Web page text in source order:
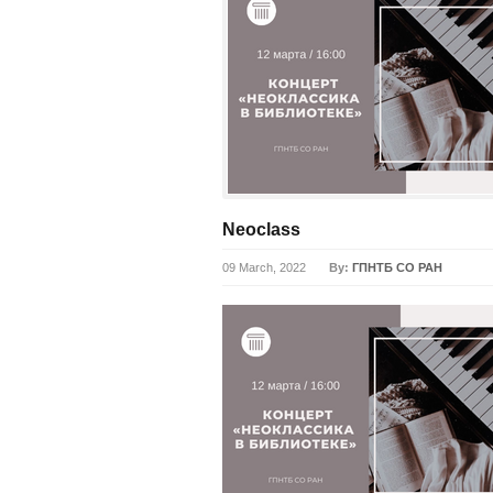
Neoclass
09 March, 2022 By: ГПНТБ СО РАН